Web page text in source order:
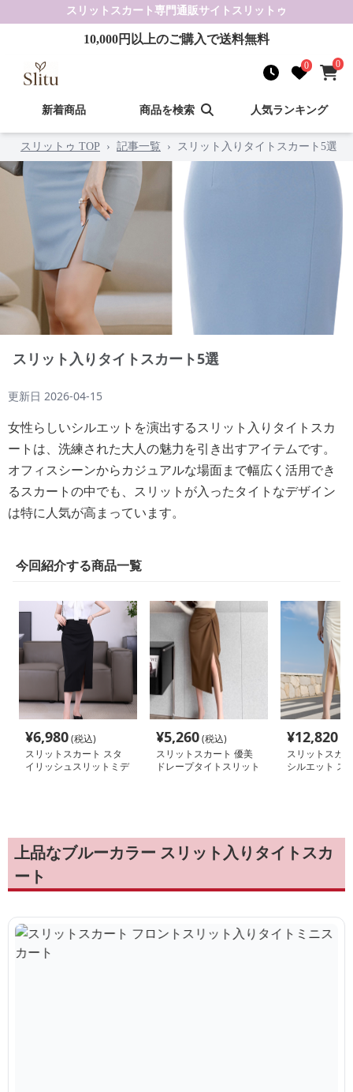
スリットスカート 専門通販サイト スリットゥ
10,000円以上のご購入で送料無料
0 0
新着商品 商品を検索 人気ランキング
スリットゥ TOP › 記事一覧 › スリット入りタイトスカート5選
スリット入りタイトスカート5選
更新日 2026-04-15
女性らしいシルエットを演出するスリット入りタイトスカ
ートは、洗練された大人の魅力を引き出すアイテムです。
オフィスシーンからカジュアルな場面まで幅広く活用でき
るスカートの中でも、スリットが入ったタイトなデザイン
は特に人気が高まっています。
今回紹介する商品一覧
¥6,980(税込)
スリットスカート スタ
イリッシュスリットミデ
¥5,260(税込)
スリットスカート 優美
ドレープタイトスリット
¥12,820
スリットスカ
シルエット ス
上品なブルーカラー スリット入りタイトスカ
ート